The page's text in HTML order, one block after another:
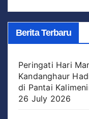
Berita Terbaru
Peringati Hari
Kandanghaur
di Pantai
26 July 2026